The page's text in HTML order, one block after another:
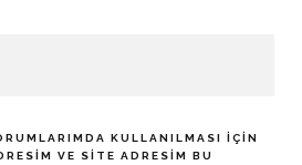
KULLANILMASI IÇIN
VE SITE ADRESIM BU